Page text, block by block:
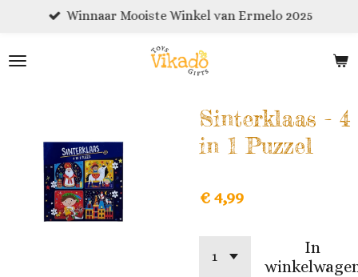
naar
Winnaar Mooiste Winkel van Ermelo 2025
Sinterklaas - 4
in 1 Puzzel
€ 4,99
In